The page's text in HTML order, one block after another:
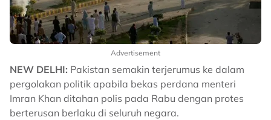
Advertisement
NEW DELHI: Pakistan semakin terjerumus ke dalam
pergolakan politik apabila bekas perdana menteri
Imran Khan ditahan polis pada Rabu dengan protes
berterusan berlaku di seluruh negara.